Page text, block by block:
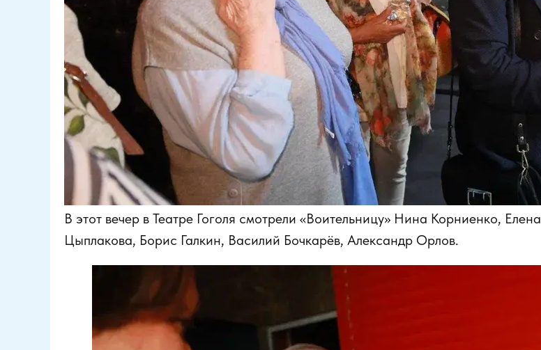
В этот вечер в Театре Гоголя смотрели «Воительницу» Нина Корниенко, Елена
Цыплакова, Борис Галкин, Василий Бочкарёв, Александр Орлов.